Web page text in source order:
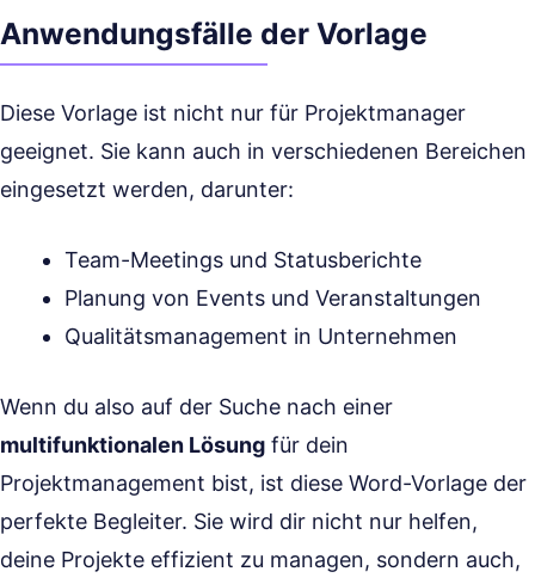
Anwendungsfälle der Vorlage
Diese Vorlage ist nicht nur für Projektmanager
geeignet. Sie kann auch in verschiedenen Bereichen
eingesetzt werden, darunter:
Team-Meetings und Statusberichte
Planung von Events und Veranstaltungen
Qualitätsmanagement in Unternehmen
Wenn du also auf der Suche nach einer
multifunktionalen Lösung für dein
Projektmanagement bist, ist diese Word-Vorlage der
perfekte Begleiter. Sie wird dir nicht nur helfen,
deine Projekte effizient zu managen, sondern auch,